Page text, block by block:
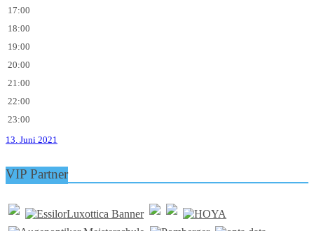
17:00
18:00
19:00
20:00
21:00
22:00
23:00
13. Juni 2021
VIP Partner